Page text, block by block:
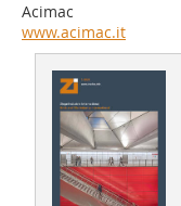
Acimac
www.acimac.it